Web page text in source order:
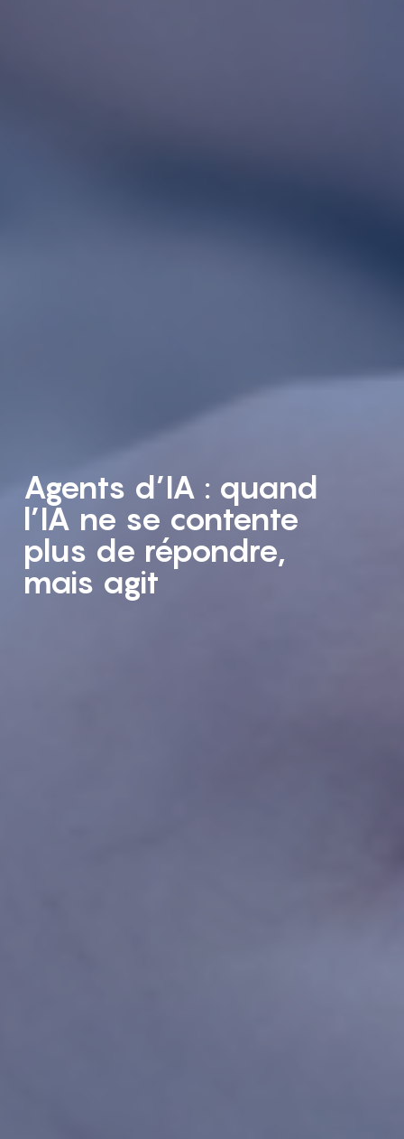
Agents d’IA : quand
l’IA ne se contente
plus de répondre,
mais agit